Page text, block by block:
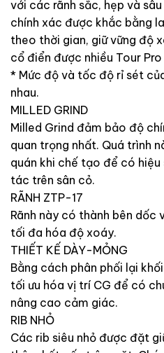
với các rãnh sắc, hẹp và
chính xác được khắc bằng
theo thời gian, giữ vững độ
cổ điển được nhiều Tour
* Mức độ và tốc độ rỉ sét
nhau.
MILLED GRIND
Milled Grind đảm bảo độ
quan trọng nhất. Quá trình
quán khi chế tạo để có
tác trên sân cỏ.
RÃNH ZTP-17
Rãnh này có thành bên dốc
tối đa hóa độ xoáy.
THIẾT KẾ DÀY-MỎNG
Bằng cách phân phối lại
tối ưu hóa vị trí CG để có
nâng cao cảm giác.
RIB NHỎ
Các rib siêu nhỏ được đặt